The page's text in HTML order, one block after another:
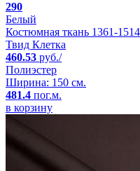
290
Белый
Костюмная ткань 1361-
Твид Клетка
460.53 руб./
Полиэстер
Ширина: 150 см.
481.4 пог.м.
в корзину